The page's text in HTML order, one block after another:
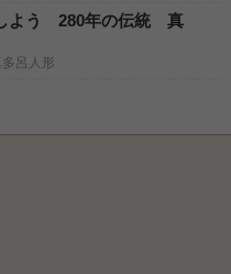
よう 280年の伝統 真
呂人形